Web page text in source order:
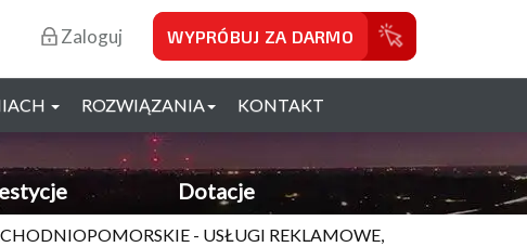
Zaloguj WYPRÓBUJ ZA DARMO
ROZWIĄZANIA KONTAKT
Dotacje
- USŁUGI REKLAMOWE,